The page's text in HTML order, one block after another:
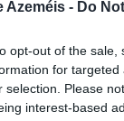
Azeméis - Do
opt-out of the
for
selection. Please
interest-based
autárquicas,
com qualquer
hábito esta
de uma velha
bestas desse